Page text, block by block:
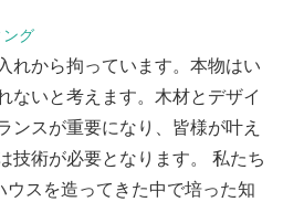
グ
れから拘っています。本物はい
ないと考えます。木材とデザイ
ンスが重要になり、皆様が叶え
技術が必要となります。 私たち
スを造ってきた中で培った知